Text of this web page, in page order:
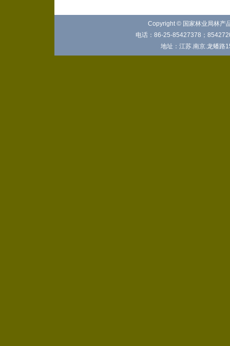
Copyright © 国家林业局林产
电话：86-25-85427378；
地址：江苏.南京.龙蟠路